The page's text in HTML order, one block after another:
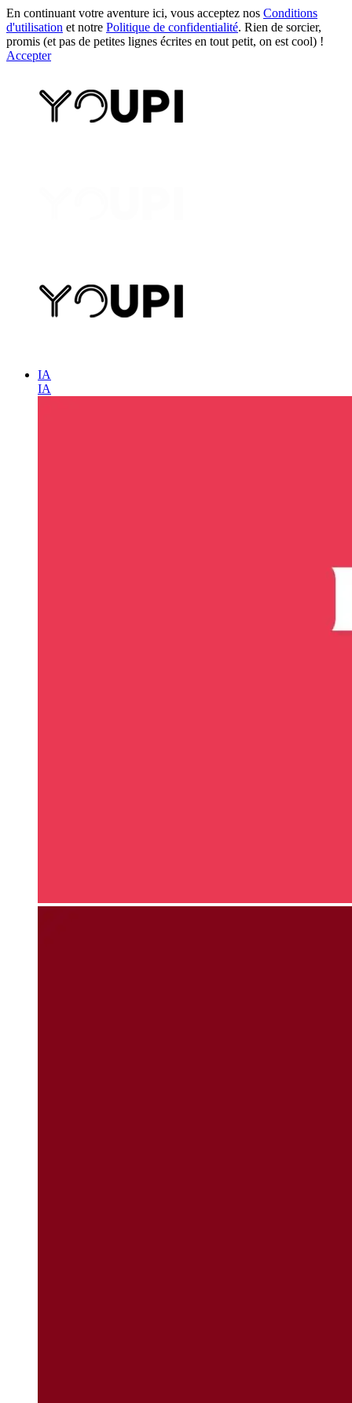
En continuant votre aventure ici, vous acceptez nos Conditions
d'utilisation et notre Politique de confidentialité. Rien de sorcier,
promis (et pas de petites lignes écrites en tout petit, on est cool) !
Accepter
IA
IA